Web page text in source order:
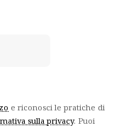
e riconosci le pratiche di
sulla privacy. Puoi